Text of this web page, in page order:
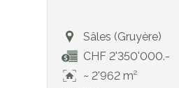
Sâles (Gruyère)
CHF 2'350'000.-
~ 2'962 m²